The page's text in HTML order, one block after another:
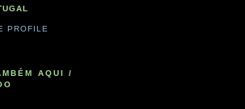
PROFILE
AQUI /